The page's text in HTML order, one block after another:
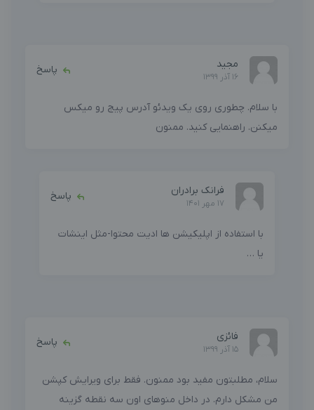
مجید
16 آذر 1399
پاسخ
با سلام. چطوری روی یک ویدئو آدرس پیج رو میکس
میکنن. راهنمایی کنید. ممنون
فرانک برادران
17 مهر 1401
پاسخ
با استفاده از اپلیکیشن ها ادیت محتوا-مثل اینشات
یا …
فائزی
15 آذر 1399
پاسخ
سلام، مطلبتون مفید بود ممنون. فقط برای ویرایش کپشن
من مشکل دارم. در داخل منوهای اون سه نقطه گزینه